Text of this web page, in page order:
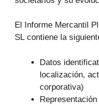
El Informe Mercantil
SL contiene la
Datos
localización,
corporativa)